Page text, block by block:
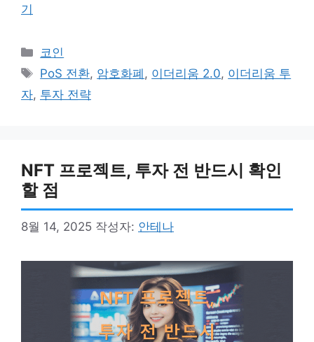
기
카
테
리
코인
태
그
PoS 전환, 암호화폐 , 이더리움 2.0, 이더리움 투
자, 투자 전략
NFT 프로젝트, 투자 전 반드시 확인
할 점
8월 14, 2025 작성자: 안테나